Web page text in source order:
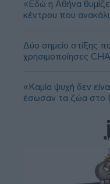
«Εδώ η Αθήνα
κέντρου που
Δύο σημείο στίξης
χρησιμοποίησες
«Καμία ψυχή δεν
έσωσαν τα ζώα στο